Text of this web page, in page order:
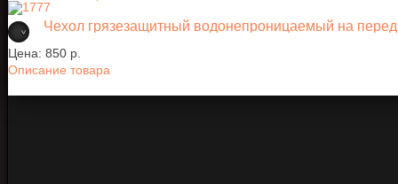
Чехол грязезащитный водонепроницаемый на
Цена: 850 p.
Описание товара